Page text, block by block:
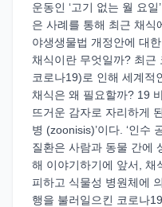
운동인 ‘고기 없는 월 요
은 사례를 통해 최근 채식
야생생물법 개정안에 대
채식이란 무엇일까? 최
코로나19)로 인해 세계적
채식은 왜 필요할까? 19
뜨거운 감자로 자리하게
병 (zoonisis)’이다. ‘인수
질환은 사람과 동물 간에
해 이야기하기에 앞서, 채
피하고 식물성 병원체에
행을 불러일으킨 코로나